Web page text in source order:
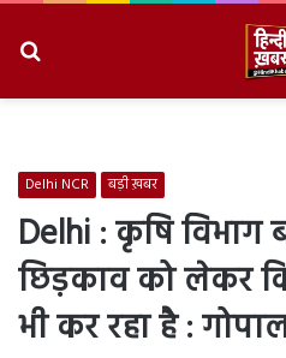
Delhi NCR बड़ी ख़बर
Delhi : कृषि विभाग
छिड़काव को लेकर
भी कर रहा है :